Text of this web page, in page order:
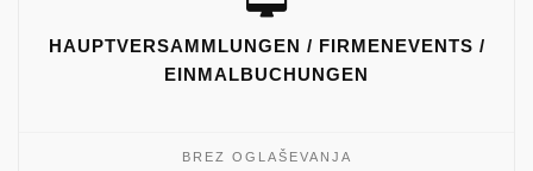
HAUPTVERSAMMLUNGEN / FIRMENEVENTS /
EINMALBUCHUNGEN
BREZ OGLAŠEVANJA